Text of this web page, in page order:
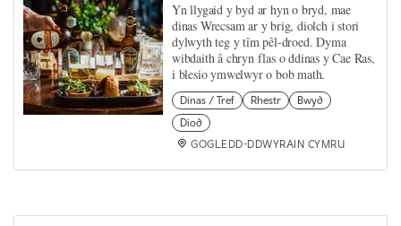
Yn llygaid y byd ar hyn o bryd, mae
dinas Wrecsam ar y brig, diolch i stori
dylwyth teg y tîm pêl-droed. Dyma
wibdaith â chryn flas o ddinas y Cae Ras,
i blesio ymwelwyr o bob math.
Dinas / Tref Rhestr
Bwyd
Diod
GOGLEDD-DDWYRAIN CYMRU